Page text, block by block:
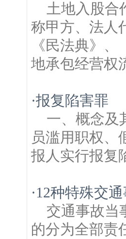
土地入股合
称甲方、法人
《民法典》
地承包经营权
·报复陷害罪
一、概念及
员滥用职权、
报人实行报复
·12种特殊交
交通事故当
的分为全部责